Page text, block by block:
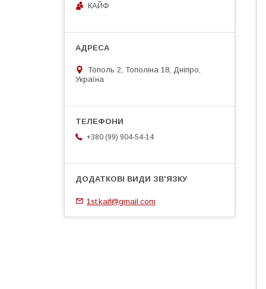
КАЙФ
Тополь 2, Тополіна 18, Дніпро,
Україна
+380 (99) 904-54-14
1st.kaif@gmail.com